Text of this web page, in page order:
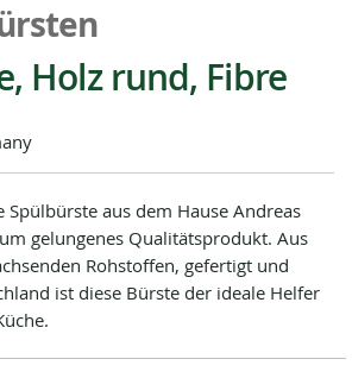
Holz rund, Fibre
Spülbürste aus dem Hause Andreas
gelungenes Qualitätsprodukt. Aus
Rohstoffen, gefertigt und
ist diese Bürste der ideale Helfer